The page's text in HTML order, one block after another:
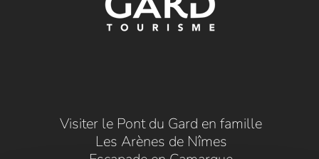
Visiter le Pont du Gard en famille
Les Arènes de Nîmes